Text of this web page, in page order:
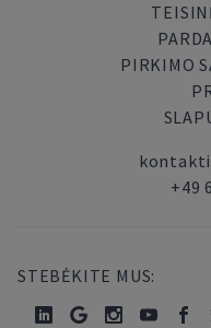
PIRKIMO
+49
STEBĖKITE MUS: